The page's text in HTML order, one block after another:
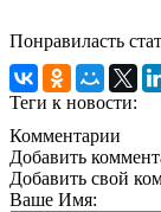
Понравиласть
Теги к новости:
Комментарии
Добавить
Добавить свой
Ваше Имя: